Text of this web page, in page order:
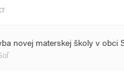
novej materskej školy v obci